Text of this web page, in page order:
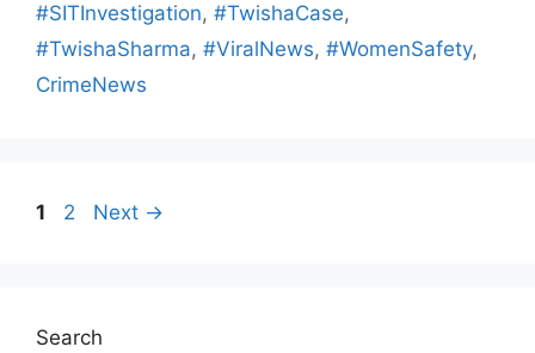
#SITInvestigation, #TwishaCase,
#TwishaSharma, #ViralNews, #WomenSafety,
CrimeNews
1 2 Next →
Search